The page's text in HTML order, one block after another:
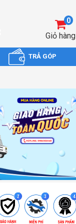
Giỏ hàng
0
TRẢ GÓP